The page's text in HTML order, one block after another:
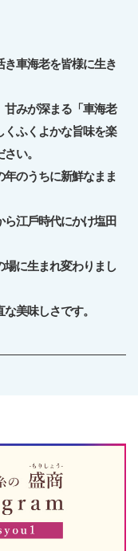
⾞海⽼を皆様に⽣き
⽢みが深まる「⾞海⽼
くふくよかな旨味を楽
い。
年のうちに新鮮なまま
江⼾時代にかけ塩⽥
場に⽣まれ変わりまし
美味しさです。